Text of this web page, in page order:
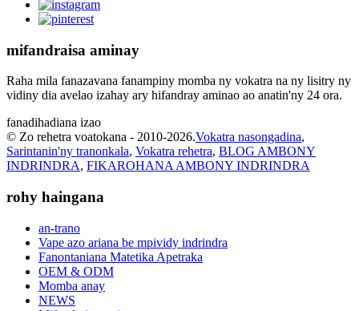
mifandraisa aminay
Raha mila fanazavana fanampiny momba ny vokatra na ny lisitry ny
vidiny dia avelao izahay ary hifandray aminao ao anatin'ny 24 ora.
fanadihadiana izao
© Zo rehetra voatokana - 2010-2026.Vokatra nasongadina,
Sarintanin'ny tranonkala, Vokatra rehetra, BLOG AMBONY
INDRINDRA, FIKAROHANA AMBONY INDRINDRA
rohy haingana
an-trano
Vape azo ariana be mpividy indrindra
Fanontaniana Matetika Apetraka
OEM & ODM
Momba anay
NEWS